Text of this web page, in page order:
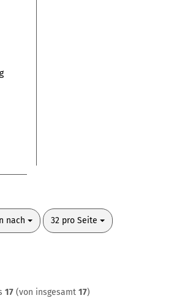
nach
nach 32 pro Seite
pro Seite
17(von insgesamt 17)